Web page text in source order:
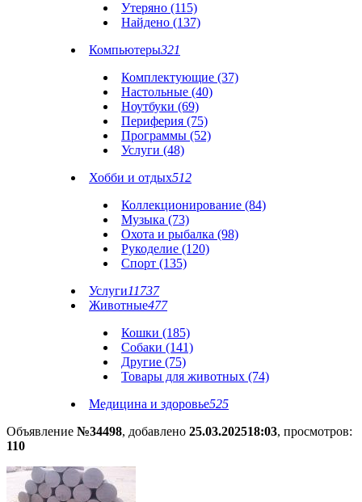
Утеряно (115)
Найдено (137)
Компьютеры321
Комплектующие (37)
Настольные (40)
Ноутбуки (69)
Периферия (75)
Программы (52)
Услуги (48)
Хобби и отдых512
Коллекционирование (84)
Музыка (73)
Охота и рыбалка (98)
Рукоделие (120)
Спорт (135)
Услуги11737
Животные477
Кошки (185)
Собаки (141)
Другие (75)
Товары для животных (74)
Медицина и здоровье525
Объявление №34498, добавлено 25.03.202518:03, просмотров:
110